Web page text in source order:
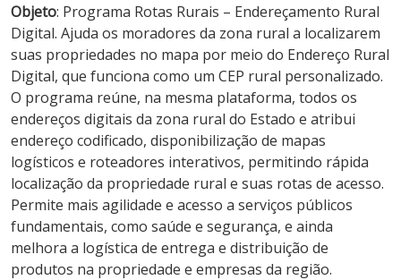
Objeto: Programa Rotas Rurais – Endereçamento Rural
Digital. Ajuda os moradores da zona rural a localizarem
suas propriedades no mapa por meio do Endereço Rural
Digital, que funciona como um CEP rural personalizado.
O programa reúne, na mesma plataforma, todos os
endereços digitais da zona rural do Estado e atribui
endereço codificado, disponibilização de mapas
logísticos e roteadores interativos, permitindo rápida
localização da propriedade rural e suas rotas de acesso.
Permite mais agilidade e acesso a serviços públicos
fundamentais, como saúde e segurança, e ainda
melhora a logística de entrega e distribuição de
produtos na propriedade e empresas da região.